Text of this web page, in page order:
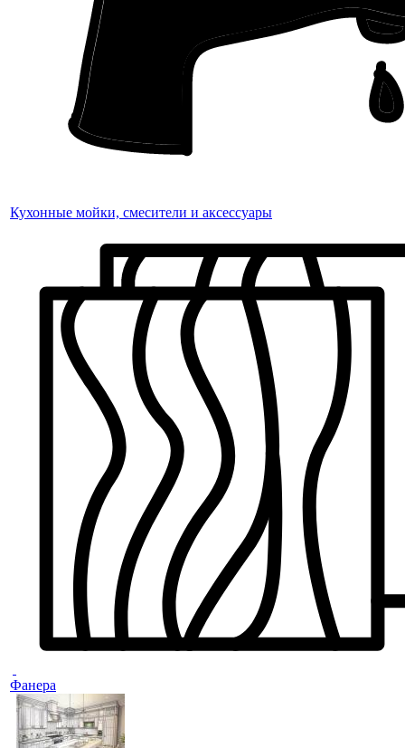
Кухонные мойки, смесители и аксессуары
Фанера